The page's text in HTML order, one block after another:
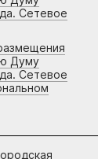
Сетевое
Думу
Сетевое